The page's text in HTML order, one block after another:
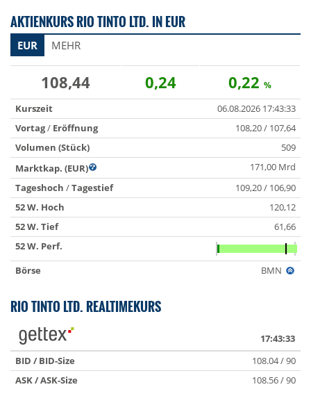
AKTIENKURS RIO TINTO LTD. IN EUR
EUR MEHR
108,44 0,24 0,22 %
Kurszeit
06.08.2026 17:43:33
Vortag/ Eröffnung
108,20 / 107,64
Volumen (Stück)
509
Marktkap. (EUR)
171,00 Mrd
Tageshoch /Tagestief
109,20 / 106,90
52 W. Hoch
120,12
52 W. Tief
61,66
52 W. Perf.
Börse
BMN
RIO TINTO LTD. REALTIMEKURS
17:43:33
BID / BID-Size
108.04 / 90
ASK / ASK-Size
108.56 / 90